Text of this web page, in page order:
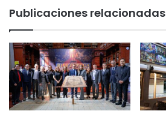
Publicaciones relacionadas